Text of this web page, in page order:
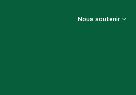
Nous soutenir